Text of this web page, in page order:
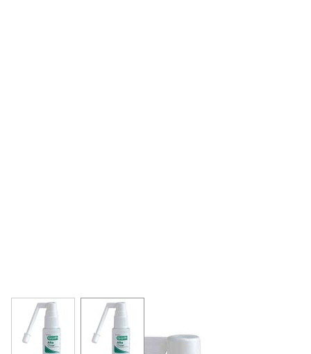
View larger imageView larger image